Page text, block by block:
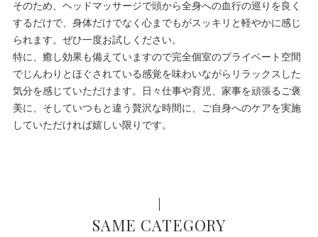
そのため、ヘッドマッサージで頭から全身への血行の巡りを良く
するだけで、身体だけでなく心までもがスッキリと軽やかに感じ
られます。ぜひ一度お試しください。
特に、癒し効果も備えていますので完全個室のプライベート空間
でじんわりとほぐされている感覚を味わいながらリラックスした
気分を感じていただけます。日々仕事や育児、家事を頑張るご褒
美に、そしていつもと違う贅沢な時間に、ご自身へのケアを実施
していただければ嬉しい限りです。
SAME CATEGORY